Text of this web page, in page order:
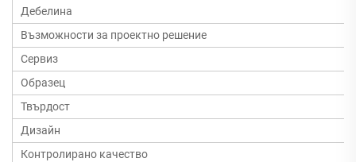
Дебелина
Възможности за проектно решение
Сервиз
Образец
Твърдост
Дизайн
Контролирано качество